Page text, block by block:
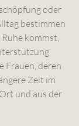
oder
bestimmen
kommst,
Frauen, deren
Zeit im
und aus der